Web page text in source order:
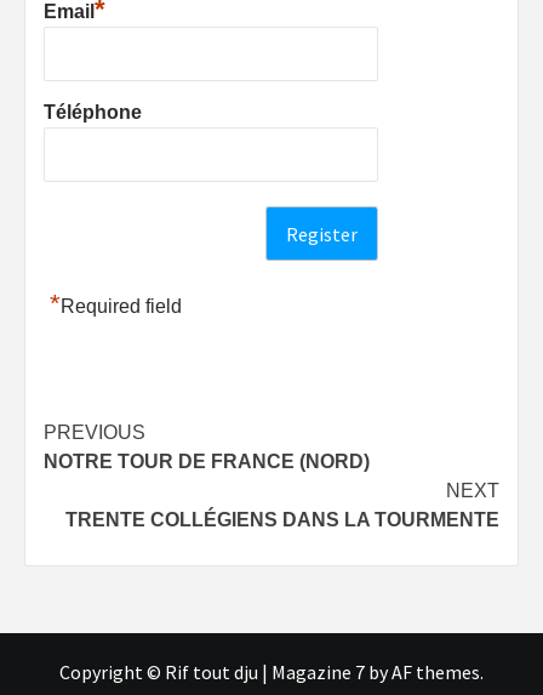
Email *
Téléphone
*Required field
Post
navigation
PREVIOUS
NOTRE TOUR DE FRANCE (NORD)
NEXT
TRENTE COLLÉGIENS DANS LA TOURMENTE
Copyright © Rif tout dju | Magazine 7 by AF themes.